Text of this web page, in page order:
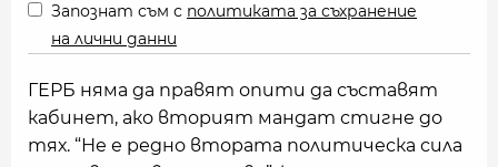
Запознат съм с политиката за съхранение
на лични данни
ГЕРБ няма да правят опити да съставят
кабинет, ако вторият мандат стигне до
тях. “Не е редно втората политическа сила